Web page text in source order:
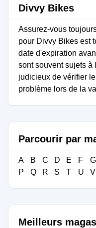
Divvy Bikes
Assurez-vous
pour Divvy Bikes est
date d'expiration
sont souvent sujets à
judicieux de vérifier
problème lors de la
Parcourir par
A B C D E F G
P
Q R S T U V
Meilleurs